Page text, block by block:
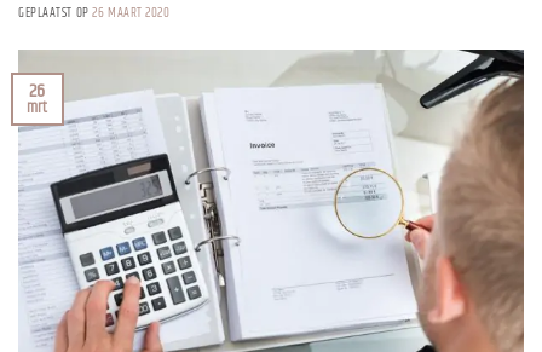
GEPLAATST OP26 MAART 2020
26
mrt